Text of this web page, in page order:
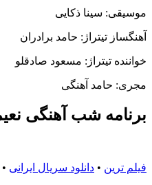
موسیقی: سینا ذکایی
آهنگساز تیتراژ: حامد برادران
خواننده تیتراژ: مسعود صادقلو
مجری: حامد آهنگی
برنامه شب آهنگی
فیلم ترین • دانلود سریال ایرانی •